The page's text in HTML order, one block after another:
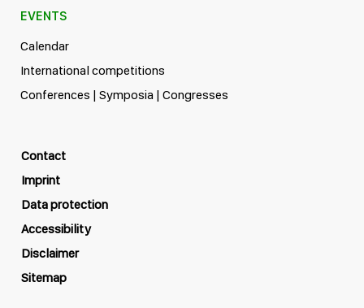
EVENTS
Calendar
International competitions
Conferences | Symposia | Congresses
Contact
Imprint
Data protection
Accessibility
Disclaimer
Sitemap